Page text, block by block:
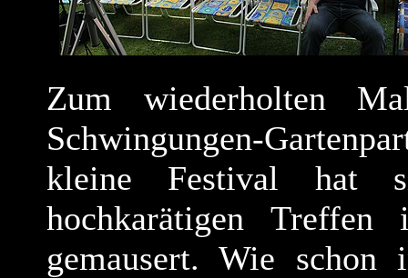
Zum wiederholten
Schwingungen-
kleine Festival hat
hochkarätigen
gemausert. Wie schon